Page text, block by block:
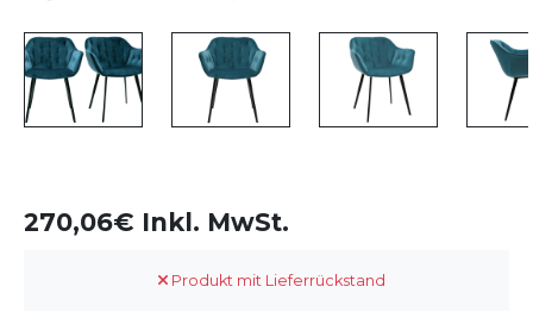
270,06€ Inkl. MwSt.
Produkt mit Lieferrückstand